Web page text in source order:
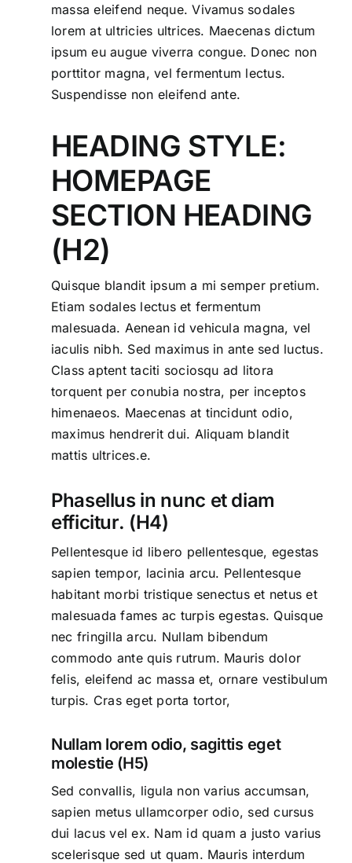
massa eleifend neque. Vivamus sodales
lorem at ultricies ultrices. Maecenas dictum
ipsum eu augue viverra congue. Donec non
porttitor magna, vel fermentum lectus.
Suspendisse non eleifend ante.
HEADING STYLE:
HOMEPAGE
SECTION HEADING
(H2)
Quisque blandit ipsum a mi semper pretium.
Etiam sodales lectus et fermentum
malesuada. Aenean id vehicula magna, vel
iaculis nibh. Sed maximus in ante sed luctus.
Class aptent taciti sociosqu ad litora
torquent per conubia nostra, per inceptos
himenaeos. Maecenas at tincidunt odio,
maximus hendrerit dui. Aliquam blandit
mattis ultrices.e.
Phasellus in nunc et diam
efficitur. (H4)
Pellentesque id libero pellentesque, egestas
sapien tempor, lacinia arcu. Pellentesque
habitant morbi tristique senectus et netus et
malesuada fames ac turpis egestas. Quisque
nec fringilla arcu. Nullam bibendum
commodo ante quis rutrum. Mauris dolor
felis, eleifend ac massa et, ornare vestibulum
turpis. Cras eget porta tortor,
Nullam lorem odio, sagittis eget
molestie (H5)
Sed convallis, ligula non varius accumsan,
sapien metus ullamcorper odio, sed cursus
dui lacus vel ex. Nam id quam a justo varius
scelerisque sed ut quam. Mauris interdum